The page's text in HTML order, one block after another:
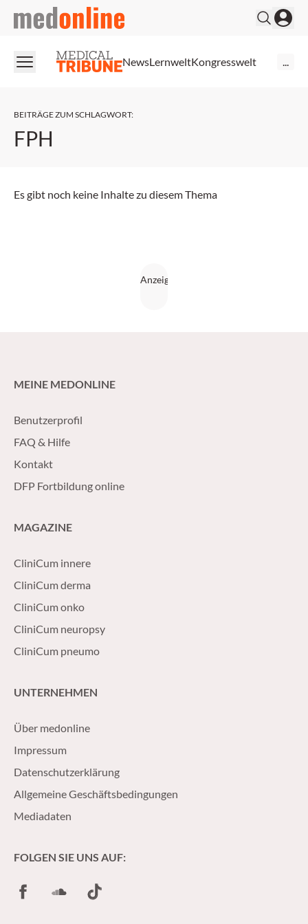
medonline
NewsLernweltKongresswelt
BEITRÄGE ZUM SCHLAGWORT:
FPH
Es gibt noch keine Inhalte zu diesem Thema
MEINE MEDONLINE
Benutzerprofil
FAQ & Hilfe
Kontakt
DFP Fortbildung online
MAGAZINE
CliniCum innere
CliniCum derma
CliniCum onko
CliniCum neuropsy
CliniCum pneumo
UNTERNEHMEN
Über medonline
Impressum
Datenschutzerklärung
Allgemeine Geschäftsbedingungen
Mediadaten
FOLGEN SIE UNS AUF:
FacebookSoundCloud
TikTok